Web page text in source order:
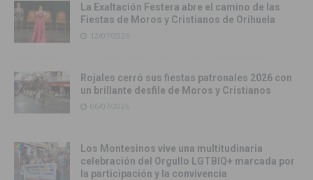
La Exaltación Festera abre el camino de las
Fiestas de Moros y Cristianos de Orihuela
12/07/2026
Rojales cerró sus fiestas patronales 2026 con
un brillante desfile de Moros y Cristianos
06/07/2026
Los Montesinos vive una multitudinaria
celebración del Orgullo LGTBIQ+ marcada por
la participación y la convivencia